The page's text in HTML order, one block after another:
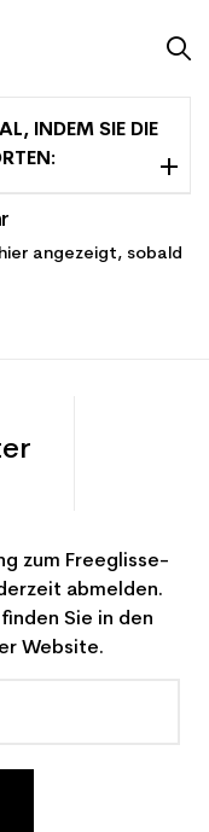
INDEM SIE DIE
angezeigt, sobald
zum Freeglisse-
abmelden.
Sie in den
Website.